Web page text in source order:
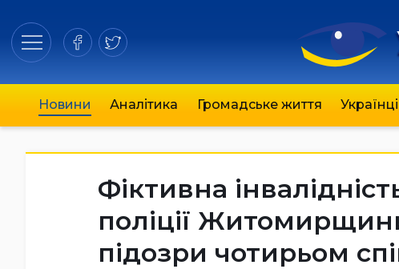
Новини Аналітика Громадське життя Українці
Фіктивна
поліції
підозри чотирьом